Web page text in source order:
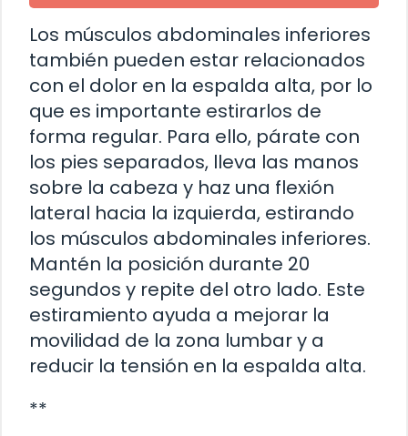
Los músculos abdominales inferiores
también pueden estar relacionados
con el dolor en la espalda alta, por lo
que es importante estirarlos de
forma regular. Para ello, párate con
los pies separados, lleva las manos
sobre la cabeza y haz una flexión
lateral hacia la izquierda, estirando
los músculos abdominales inferiores.
Mantén la posición durante 20
segundos y repite del otro lado. Este
estiramiento ayuda a mejorar la
movilidad de la zona lumbar y a
reducir la tensión en la espalda alta.
**